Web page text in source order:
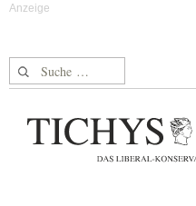
Suche nach: